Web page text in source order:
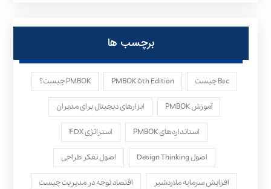
برچسب ها
Bsc چیست PMBOK ۵th Edition PMBOK چیست؟
آموزش PMBOK ابزارهای دیجیتال برای مدیران
استانداردهای PMBOK استراتژی ۴DX
اصول Design Thinking اصول تفکر طراحی
افزایش سرمایه ملاردشیر اقتصاد توجه در مدیریت چیست